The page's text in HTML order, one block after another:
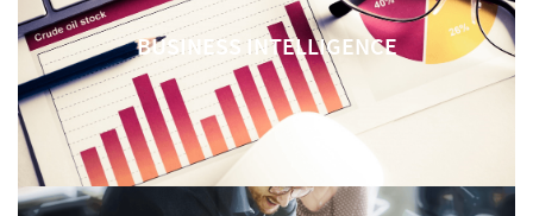
BUSINESS INTELLIGENCE